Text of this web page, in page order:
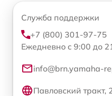
Служба поддержки
+7 (800) 301-97-75
Ежедневно с 9:00 до
info@brn.yamaha-
Павловский тракт,